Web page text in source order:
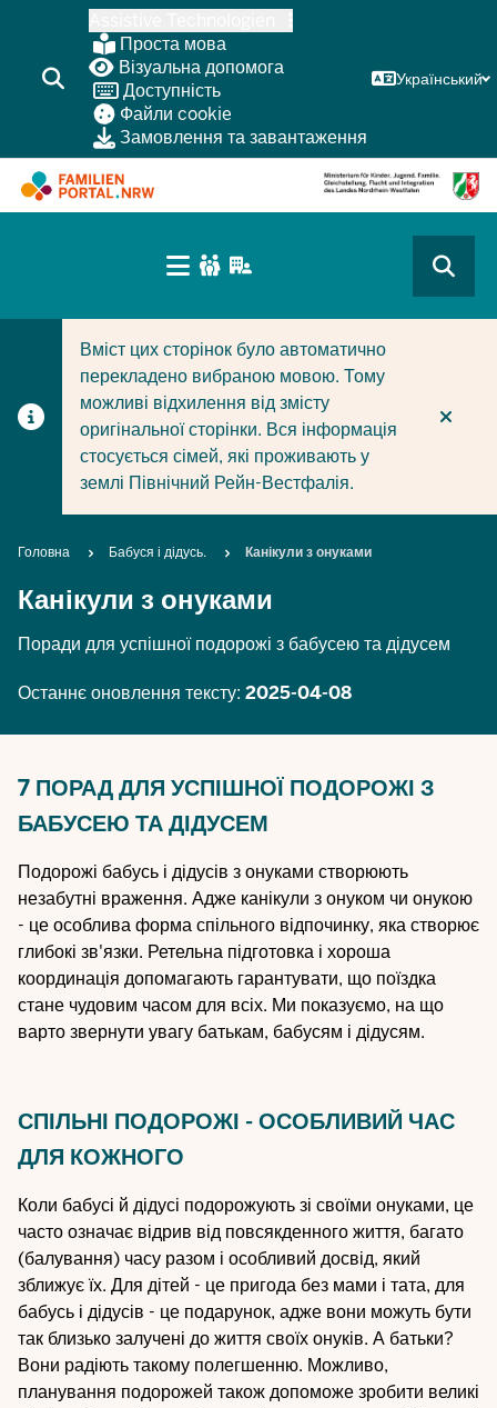
основного
змісту
Проста мова
Візуальна допомога
Доступність
Файли cookie
Замовлення та завантаження
Український
CURRENT SECTION ДЛЯ КОМПАНІЙ/
CURRENT SECTION ДЛЯ СІМЕЙ
(BÜRGERBEREICH
Вміст цих сторінок було автоматично
перекладено вибраною мовою. Тому
можливі відхилення від змісту
оригінальної сторінки. Вся інформація
стосується сімей, які проживають у
землі Північний Рейн-Вестфалія.
Breadcrumb
Головна Бабуся і дідусь. Канікули з онуками
Канікули з онуками
Поради для успішної подорожі з бабусею та дідусем
Останнє оновлення тексту: 2025-04-08
7 ПОРАД ДЛЯ УСПІШНОЇ ПОДОРОЖІ З
БАБУСЕЮ ТА ДІДУСЕМ
Подорожі бабусь і дідусів з онуками створюють
незабутні враження. Адже канікули з онуком чи онукою
- це особлива форма спільного відпочинку, яка створює
глибокі зв'язки. Ретельна підготовка і хороша
координація допомагають гарантувати, що поїздка
стане чудовим часом для всіх. Ми показуємо, на що
варто звернути увагу батькам, бабусям і дідусям.
СПІЛЬНІ ПОДОРОЖІ - ОСОБЛИВИЙ ЧАС
ДЛЯ КОЖНОГО
Коли бабусі й дідусі подорожують зі своїми онуками, це
часто означає відрив від повсякденного життя, багато
(балування) часу разом і особливий досвід, який
зближує їх. Для дітей - це пригода без мами і тата, для
бабусь і дідусів - це подарунок, адже вони можуть бути
так близько залучені до життя своїх онуків. А батьки?
Вони радіють такому полегшенню. Можливо,
планування подорожей також допоможе зробити великі